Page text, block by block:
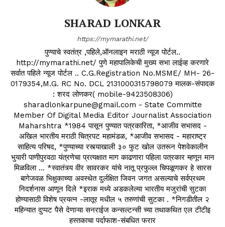
SHARAD LONKAR
https://mymarathi.net/
पुण्याचे स्वतंत्र ,पहिले,ऑनलाइन मराठी न्यूज पोर्टल..
http://mymarathi.net/ पुणे महापालिकेची मुख्य सभा लाईव्ह करणारे
सर्वात पहिले न्यूज पोर्टल .. C.G.Registration No.MSME/ MH- 26-
0179354,M.G. RC No. DCL 2131000315798079 मालक-संपादक
: शरद लोणकर( mobile-9423508306)
sharadlonkarpune@gmail.com - State Committe
Member Of Digital Media Editor Journalist Association
Maharshtra *1984 पासून पुण्यात पत्रकारिता, *आजीव सभासद -
अखिल भारतीय मराठी चित्रपट महामंडळ, *आजीव सभासद - महाराष्ट्र
साहित्य परिषद, *पुण्याच्या रस्त्याखाली ३० फुट खोल उतरून पेशवेकालीन
भुयारी पाणीपुरवठा यंत्रणेचा प्रत्यक्षात माग काढणारा पहिला पत्रकार म्हणून मान
मिळविला ... *स्वातंत्र्य वीर सावरकर यांचे नातू प्रफुल्ल चिपळूणकर हे सारस
बागेजवळ भिक्षुकाच्या अवस्थेत दुर्लक्षित जिवन जगत असल्याचे सर्वप्रथम
निदर्शनास आणून दिले *इराक मध्ये अडकलेल्या भारतीय मजुरांची सुटका
होण्यासाठी विशेष प्रयत्न -लातूर मधील ५ तरुणांची सुटका . *निगडीतील २
महिन्यात दुप्पट पैसे देणाऱ्या सनराईज कन्सल्टन्सी च्या तथाकथित एल टीटीइ
हस्तकाचा पर्दाफाश-संबधित फरार